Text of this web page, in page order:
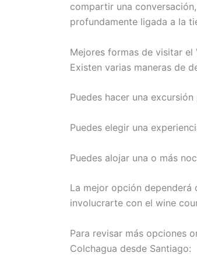
compartir una
profundamente ligada a la
Mejores formas de visitar el
Existen varias maneras de
Puedes hacer una
Puedes elegir una
Puedes alojar una o más
La mejor opción
involucrarte con el wine
Para revisar más opciones
Colchagua desde Santiago: